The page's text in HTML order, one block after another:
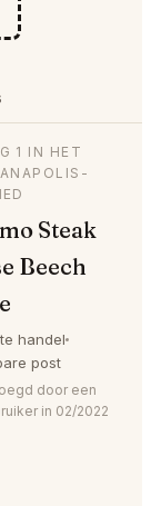
1 IN HET
Steak
Beech
handel
post
door een
in 02/2022